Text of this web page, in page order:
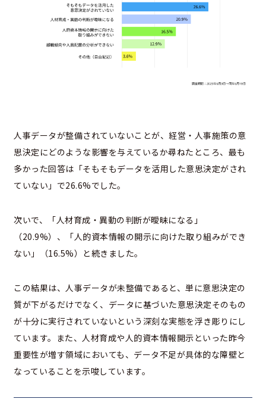
人事データが整備されていないことが、経営・人事施策の意
思決定にどのような影響を与えているか尋ねたところ、最も
多かった回答は「そもそもデータを活用した意思決定がされ
ていない」で26.6%でした。
次いで、「人材育成・異動の判断が曖昧になる」
（20.9%）、「人的資本情報の開示に向けた取り組みができ
ない」（16.5%）と続きました。
この結果は、人事データが未整備であると、単に意思決定の
質が下がるだけでなく、データに基づいた意思決定そのもの
が十分に実行されていないという深刻な実態を浮き彫りにし
ています。また、人材育成や人的資本情報開示といった昨今
重要性が増す領域においても、データ不足が具体的な障壁と
なっていることを示唆しています。